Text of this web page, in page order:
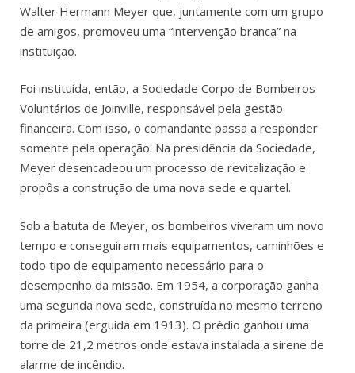
Walter Hermann Meyer que, juntamente com um grupo
de amigos, promoveu uma “intervenção branca” na
instituição.
Foi instituída, então, a Sociedade Corpo de Bombeiros
Voluntários de Joinville, responsável pela gestão
financeira. Com isso, o comandante passa a responder
somente pela operação. Na presidência da Sociedade,
Meyer desencadeou um processo de revitalização e
propôs a construção de uma nova sede e quartel.
Sob a batuta de Meyer, os bombeiros viveram um novo
tempo e conseguiram mais equipamentos, caminhões e
todo tipo de equipamento necessário para o
desempenho da missão. Em 1954, a corporação ganha
uma segunda nova sede, construída no mesmo terreno
da primeira (erguida em 1913). O prédio ganhou uma
torre de 21,2 metros onde estava instalada a sirene de
alarme de incêndio.